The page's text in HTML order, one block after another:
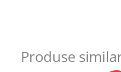
Produse